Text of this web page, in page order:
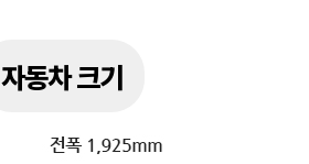
자동차 크기